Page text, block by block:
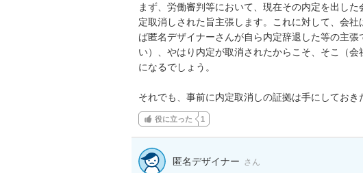
まず、労働審判等において、現在その内定を出し
定取消しされた旨主張します。これに対して、会
ば匿名デザイナーさんが自ら内定辞退した等の主
い）、やはり内定が取消されたからこそ、そこ（
になるでしょう。
それでも、事前に内定取消しの証拠は手にしておき
役に立った 1
匿名デザイナー さん